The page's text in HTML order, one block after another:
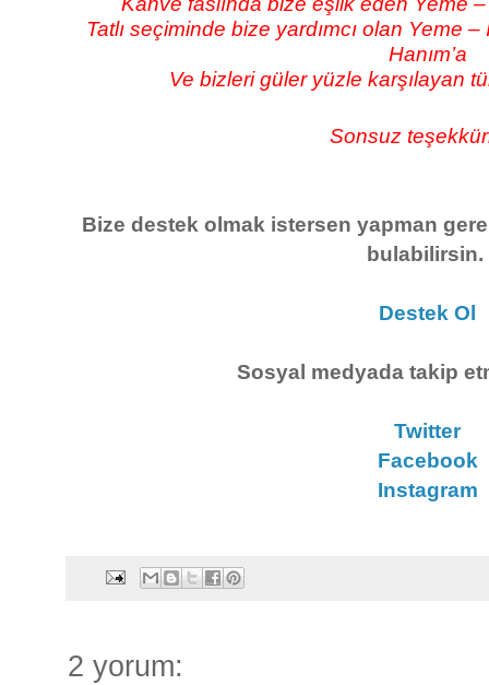
Tatlı seçiminde bize yardımcı olan Yeme
Hanım’a
Ve bizleri güler yüzle karşılayan
Sonsuz
Bize destek olmak istersen yapman
bulabilirsin.
Destek Ol
Sosyal medyada takip
Twitter
Facebook
Instagram
2 yorum: